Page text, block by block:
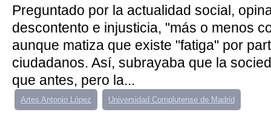
Preguntado por la actualidad social,
descontento e injusticia, "más o menos
aunque matiza que existe "fatiga" por
ciudadanos. Así, subrayaba que la
que antes, pero la...
Artes Antonio López Universidad Complutense de Madrid